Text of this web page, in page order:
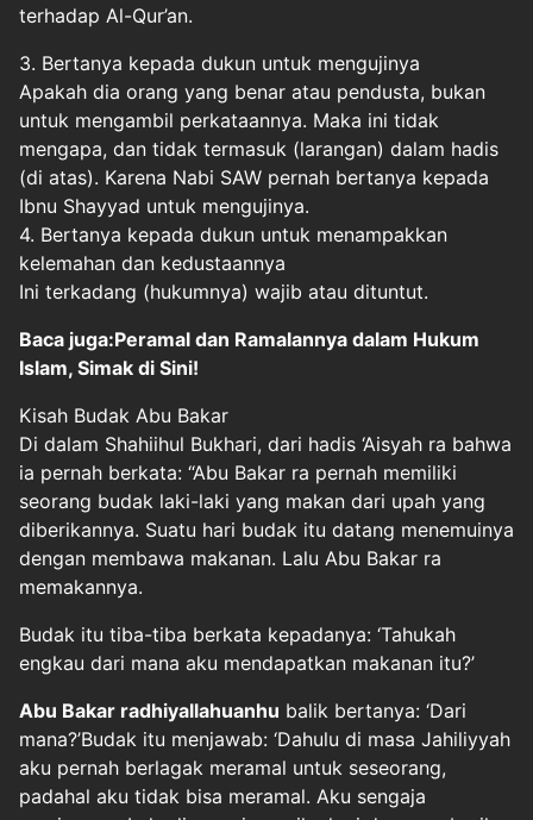
terhadap Al-Qur’an.
3. Bertanya kepada dukun untuk mengujinya
Apakah dia orang yang benar atau pendusta, bukan
untuk mengambil perkataannya. Maka ini tidak
mengapa, dan tidak termasuk (larangan) dalam hadis
(di atas). Karena Nabi SAW pernah bertanya kepada
Ibnu Shayyad untuk mengujinya.
4. Bertanya kepada dukun untuk menampakkan
kelemahan dan kedustaannya
Ini terkadang (hukumnya) wajib atau dituntut.
Baca juga:Peramal dan Ramalannya dalam Hukum
Islam, Simak di Sini!
Kisah Budak Abu Bakar
Di dalam Shahiihul Bukhari, dari hadis ‘Aisyah ra bahwa
ia pernah berkata: “Abu Bakar ra pernah memiliki
seorang budak laki-laki yang makan dari upah yang
diberikannya. Suatu hari budak itu datang menemuinya
dengan membawa makanan. Lalu Abu Bakar ra
memakannya.
Budak itu tiba-tiba berkata kepadanya: ‘Tahukah
engkau dari mana aku mendapatkan makanan itu?’
Abu Bakar radhiyallahuanhu balik bertanya: ‘Dari
mana?’Budak itu menjawab: ‘Dahulu di masa Jahiliyyah
aku pernah berlagak meramal untuk seseorang,
padahal aku tidak bisa meramal. Aku sengaja